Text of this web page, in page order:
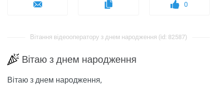
0
Вітання відеооператору з днем ​​народження (id: 82587)
Вітаю з днем ​​народження
Вітаю з днем ​​народження,